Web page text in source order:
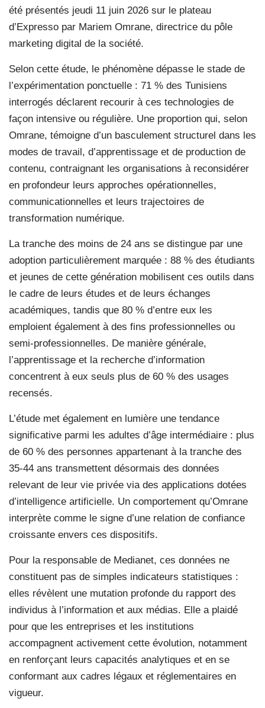
été présentés jeudi 11 juin 2026 sur le plateau
d’Expresso par Mariem Omrane, directrice du pôle
marketing digital de la société.
Selon cette étude, le phénomène dépasse le stade de
l’expérimentation ponctuelle : 71 % des Tunisiens
interrogés déclarent recourir à ces technologies de
façon intensive ou régulière. Une proportion qui, selon
Omrane, témoigne d’un basculement structurel dans les
modes de travail, d’apprentissage et de production de
contenu, contraignant les organisations à reconsidérer
en profondeur leurs approches opérationnelles,
communicationnelles et leurs trajectoires de
transformation numérique.
La tranche des moins de 24 ans se distingue par une
adoption particulièrement marquée : 88 % des étudiants
et jeunes de cette génération mobilisent ces outils dans
le cadre de leurs études et de leurs échanges
académiques, tandis que 80 % d’entre eux les
emploient également à des fins professionnelles ou
semi-professionnelles. De manière générale,
l’apprentissage et la recherche d’information
concentrent à eux seuls plus de 60 % des usages
recensés.
L’étude met également en lumière une tendance
significative parmi les adultes d’âge intermédiaire : plus
de 60 % des personnes appartenant à la tranche des
35-44 ans transmettent désormais des données
relevant de leur vie privée via des applications dotées
d’intelligence artificielle. Un comportement qu’Omrane
interprète comme le signe d’une relation de confiance
croissante envers ces dispositifs.
Pour la responsable de Medianet, ces données ne
constituent pas de simples indicateurs statistiques :
elles révèlent une mutation profonde du rapport des
individus à l’information et aux médias. Elle a plaidé
pour que les entreprises et les institutions
accompagnent activement cette évolution, notamment
en renforçant leurs capacités analytiques et en se
conformant aux cadres légaux et réglementaires en
vigueur.